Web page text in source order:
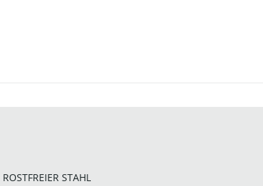
ROSTFREIER STAHL